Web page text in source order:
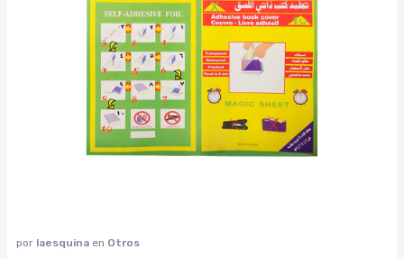
por laesquina en Otros